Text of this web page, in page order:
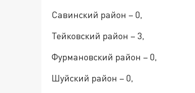
Савинский район – 0,
Тейковский район – 3,
Фурмановский район – 0,
Шуйский район – 0,